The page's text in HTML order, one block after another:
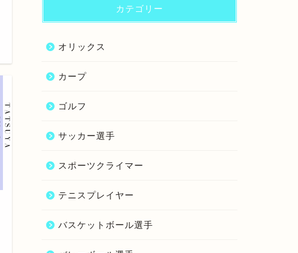
カテゴリー
オリックス
カープ
ゴルフ
サッカー選手
スポーツクライマー
テニスプレイヤー
バスケットボール選手